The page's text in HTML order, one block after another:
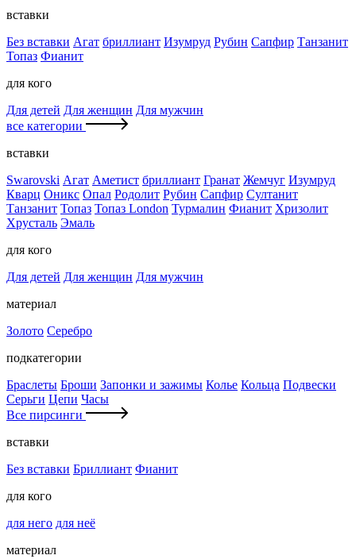
вставки
Без вставки Агат бриллиант Изумруд Рубин Сапфир Танзанит
Топаз Фианит
для кого
Для детей Для женщин Для мужчин
все категории
вставки
Swarovski Агат Аметист бриллиант Гранат Жемчуг Изумруд
Кварц Оникс Опал Родолит Рубин Сапфир Султанит
Танзанит Топаз Топаз London Турмалин Фианит Хризолит
Хрусталь Эмаль
для кого
Для детей Для женщин Для мужчин
материал
Золото Серебро
подкатегории
Браслеты Броши Запонки и зажимы Колье Кольца Подвески
Серьги Цепи Часы
Все пирсинги
вставки
Без вставки Бриллиант Фианит
для кого
для него для неё
материал